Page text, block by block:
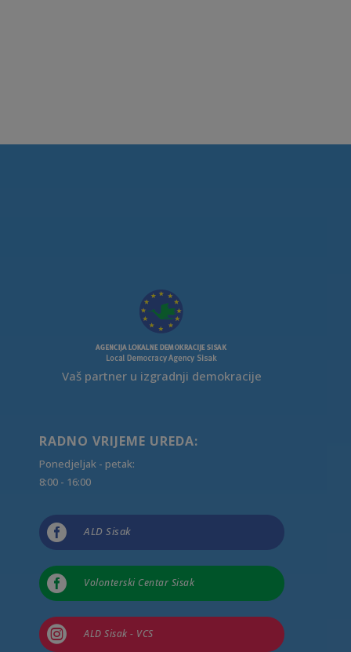
Vaš partner u izgradnji demokracije
RADNO VRIJEME UREDA:
Ponedjeljak - petak:
8:00 - 16:00
 ALD Sisak
 Volonterski Centar Sisak
 ALD Sisak - VCS